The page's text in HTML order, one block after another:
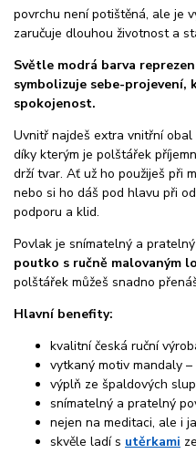
povrchu není potištěná, ale je
zaručuje dlouhou životnost a
Světle modrá barva
symbolizuje sebe-projevení,
spokojenost.
Uvnitř najdeš extra vnitřní obal
díky kterým je polštářek
drží tvar. Ať už ho použiješ při
nebo si ho dáš pod hlavu při
podporu a klid.
Povlak je snímatelný a
poutko s ručně malovaným
polštářek můžeš snadno
Hlavní benefity:
kvalitní česká ruční
vytkaný motiv mandaly
výplň ze špaldových
snímatelný a pratelný
nejen na meditaci, ale i
skvěle ladí s utěrkami